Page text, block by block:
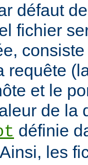
défaut
fichier
requête
et le
de la
définie
les